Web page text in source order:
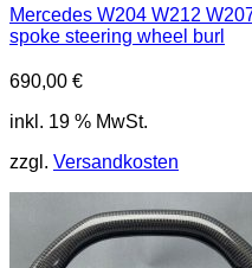
Mercedes W204 W212
spoke steering wheel burl
690,00 €
inkl. 19 % MwSt.
zzgl. Versandkosten